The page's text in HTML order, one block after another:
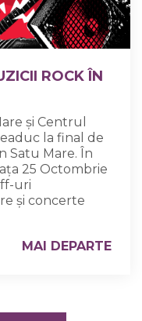
ROCK ÎN
și Centrul
la final de
Satu Mare. În
25 Octombrie
uri
și concerte
MAI DEPARTE